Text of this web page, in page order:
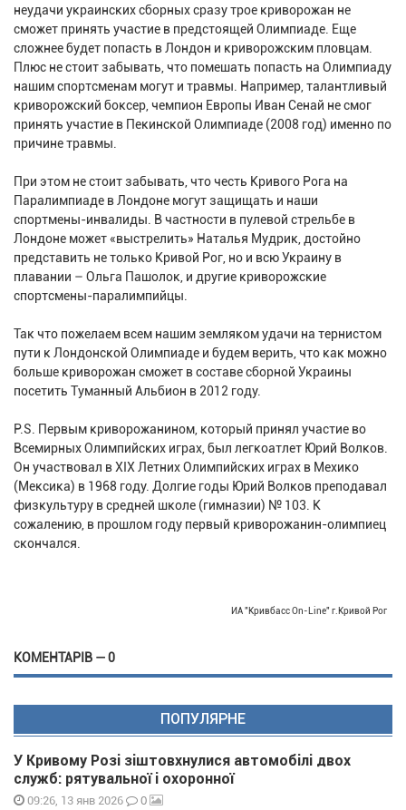
неудачи украинских сборных сразу трое криворожан не
сможет принять участие в предстоящей Олимпиаде. Еще
сложнее будет попасть в Лондон и криворожским пловцам.
Плюс не стоит забывать, что помешать попасть на Олимпиаду
нашим спортсменам могут и травмы. Например, талантливый
криворожский боксер, чемпион Европы Иван Сенай не смог
принять участие в Пекинской Олимпиаде (2008 год) именно по
причине травмы.
При этом не стоит забывать, что честь Кривого Рога на
Паралимпиаде в Лондоне могут защищать и наши
спортмены-инвалиды. В частности в пулевой стрельбе в
Лондоне может «выстрелить» Наталья Мудрик, достойно
представить не только Кривой Рог, но и всю Украину в
плавании – Ольга Пашолок, и другие криворожские
спортсмены-паралимпийцы.
Так что пожелаем всем нашим земляком удачи на тернистом
пути к Лондонской Олимпиаде и будем верить, что как можно
больше криворожан сможет в составе сборной Украины
посетить Туманный Альбион в 2012 году.
P.S. Первым криворожанином, который принял участие во
Всемирных Олимпийских играх, был легкоатлет Юрий Волков.
Он участвовал в ХІХ Летних Олимпийских играх в Мехико
(Мексика) в 1968 году. Долгие годы Юрий Волков преподавал
физкультуру в средней школе (гимназии) № 103. К
сожалению, в прошлом году первый криворожанин-олимпиец
скончался.
ИА "Кривбасс On-Line" г.Кривой Рог
КОМЕНТАРІВ — 0
ПОПУЛЯРНЕ
У Кривому Розі зіштовхнулися автомобілі двох
служб: рятувальної і охоронної
09:26, 13 янв 2026 0